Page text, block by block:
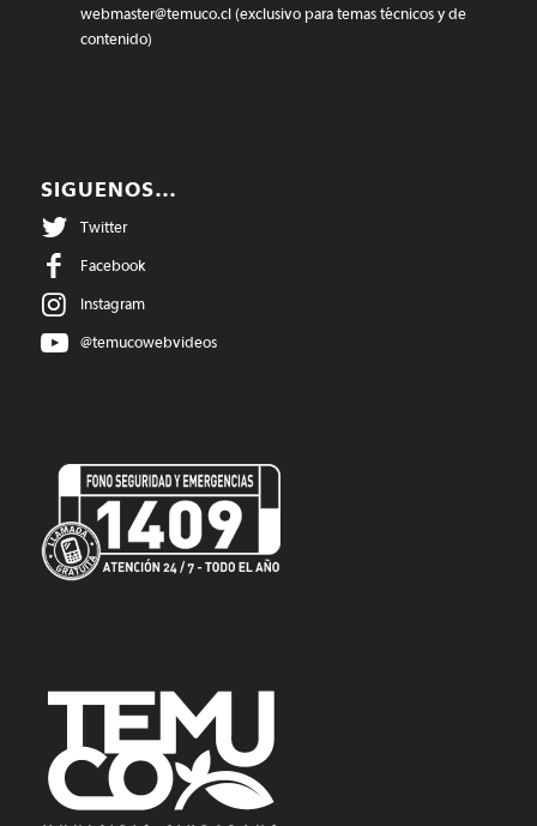
webmaster@temuco.cl(exclusivo para temas técnicos y de
contenido)
SIGUENOS…
Twitter
Facebook
Instagram
@temucowebvideos